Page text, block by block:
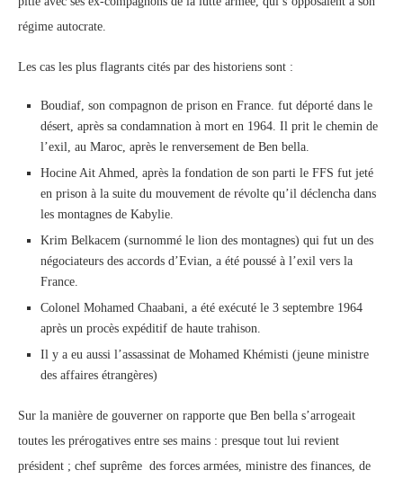
régime autocrate.
Les cas les plus flagrants cités par des historiens sont :
Boudiaf, son compagnon de prison en France. fut déporté dans le
désert, après sa condamnation à mort en 1964. Il prit le chemin de
l’exil, au Maroc, après le renversement de Ben bella.
Hocine Ait Ahmed, après la fondation de son parti le FFS fut jeté
en prison à la suite du mouvement de révolte qu’il déclencha dans
les montagnes de Kabylie.
Krim Belkacem (surnommé le lion des montagnes) qui fut un des
négociateurs des accords d’Evian, a été poussé à l’exil vers la
France.
Colonel Mohamed Chaabani, a été exécuté le 3 septembre 1964
après un procès expéditif de haute trahison.
Il y a eu aussi l’assassinat de Mohamed Khémisti (jeune ministre
des affaires étrangères)
Sur la manière de gouverner on rapporte que Ben bella s’arrogeait
toutes les prérogatives entre ses mains : presque tout lui revient
président ; chef suprême des forces armées, ministre des finances, de